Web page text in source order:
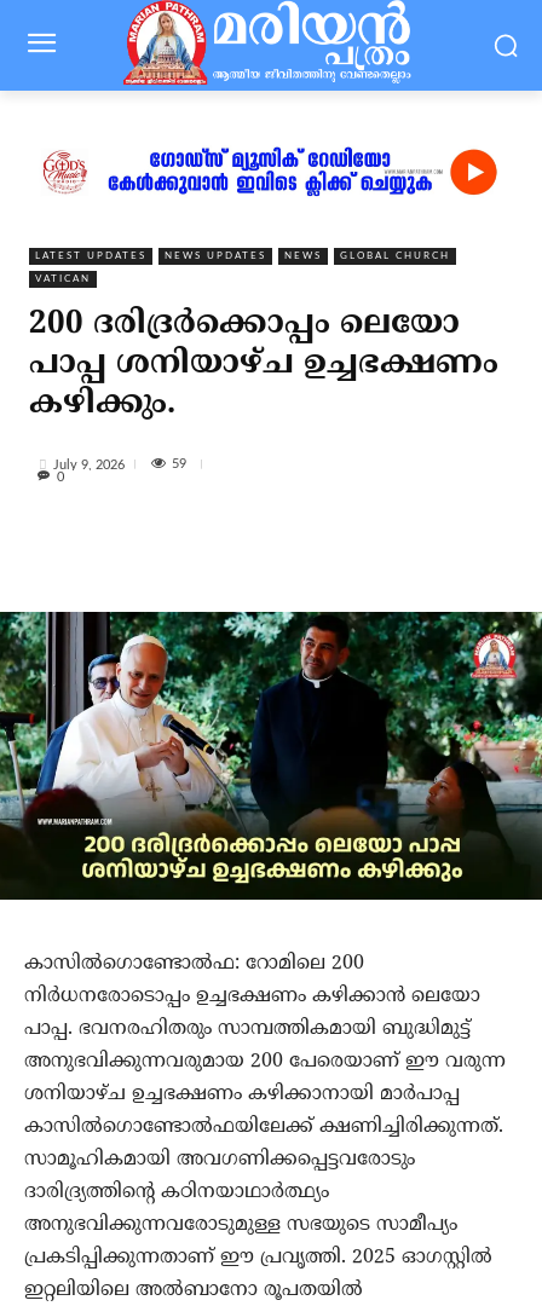
LATEST UPDATES NEWS UPDATES NEWS GLOBAL CHURCH
VATICAN
200 ദരിദ്രര്‍ക്കൊപ്പം ലെയോ
പാപ്പ ശനിയാഴ്ച ഉച്ചഭക്ഷണം
കഴിക്കും.
July 9, 2026
59
0
കാസില്‍ഗൊണ്ടോല്‍ഫ: റോമിലെ 200
നിര്‍ധനരോടൊപ്പം ഉച്ചഭക്ഷണം കഴിക്കാന്‍ ലെയോ
പാപ്പ. ഭവനരഹിതരും സാമ്പത്തികമായി ബുദ്ധിമുട്ട്
അനുഭവിക്കുന്നവരുമായ 200 പേരെയാണ് ഈ വരുന്ന
ശനിയാഴ്ച ഉച്ചഭക്ഷണം കഴിക്കാനായി മാര്‍പാപ്പ
കാസില്‍ഗൊണ്ടോല്‍ഫയിലേക്ക് ക്ഷണിച്ചിരിക്കുന്നത്.
സാമൂഹികമായി അവഗണിക്കപ്പെട്ടവരോടും
ദാരിദ്ര്യത്തിന്റെ കഠിനയാഥാര്‍ത്ഥ്യം
അനുഭവിക്കുന്നവരോടുമുള്ള സഭയുടെ സാമീപ്യം
പ്രകടിപ്പിക്കുന്നതാണ് ഈ പ്രവൃത്തി. 2025 ഓഗസ്റ്റില്‍
ഇറ്റലിയിലെ അല്‍ബാനോ രൂപതയില്‍